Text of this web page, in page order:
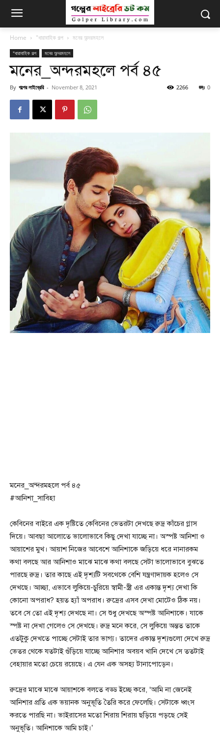
Home "ধারাবাহিক গল্প মনের অন্দরমহলে
"ধারাবাহিক গল্প মনের অন্দরমহলে
মনের_অন্দরমহলে পর্ব ৪৫
By গল্পের লাইব্রেরি - November 8, 2021 0
2266
মনের_অন্দরমহলে পর্ব ৪৫
#আনিশা_সাবিহা
কেবিনের বাইরে এক দৃষ্টিতে কেবিনের ভেতরটা দেখছে রুদ্র কাঁচের গ্লাস
দিয়ে। আবছা আলোতে ভালোভাবে কিছু দেখা যাচ্ছে না। অস্পষ্ট আনিশা ও
আয়াশের মুখ। আয়াশ নিজের আবেশে আনিশাকে জড়িয়ে ধরে নানারকম
কথা বলছে আর আনিশাও মাঝে মাঝে কথা বলছে সেটা ভালোভাবে বুঝতে
পারছে রুদ্র। তার কাছে এই দৃশ্যটি সবথেকে বেশি যন্ত্রণাদায়ক হলেও সে
দেখছে। আচ্ছা, এভাবে লুকিয়ে-চুরিয়ে স্বামী-স্ত্রী এর একান্ত দৃশ্য দেখা কি
কোনো অপরাধ? হয়ত হ্যাঁ অপরাধ। রুদ্রের এসব দেখা মোটেও ঠিক নয়।
তবে সে তো এই দৃশ্য দেখছে না। সে শুধু দেখছে অস্পষ্ট আনিশাকে। যাকে
স্পষ্ট না দেখা গেলেও সে দেখছে। রুদ্র মনে করে, সে লুকিয়ে অন্তত তাকে
এতটুকু দেখতে পাচ্ছে সেটাই তার ভাগ্য। তাদের একান্ত দৃশ্যগুলো দেখে রুদ্র
ভেতর থেকে যতটাই গুঁড়িয়ে যাচ্ছে আনিশার অবয়ব খানি দেখে সে ততটাই
বেহায়ার মতো চেয়ে রয়েছে। এ যেন এক অসহ্য টানাপোড়েন।
রুদ্রের মাঝে মাঝে আয়াশকে বলতে বড্ড ইচ্ছে করে, ‘আমি না জেনেই
আনিশার প্রতি এক ভয়ানক অনুভূতি তৈরি করে ফেলেছি। সেটাকে ধ্বংস
করতে পারছি না। ভাইরাসের মতো শিরায় শিরায় ছড়িয়ে পড়ছে সেই
অনুভূতি। আনিশাকে আমি চাই।’